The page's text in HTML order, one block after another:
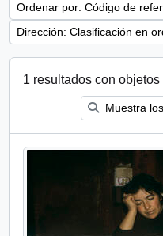
Ordenar por: Código de
Dirección: Clasificación en
1 resultados con
Muestra